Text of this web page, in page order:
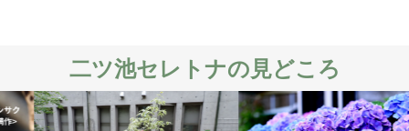
二ツ池セレトナの見どころ